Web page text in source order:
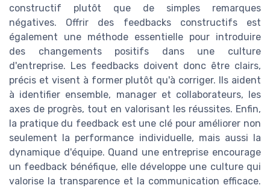
constructif plutôt que de simples remarques
négatives. Offrir des feedbacks constructifs est
également une méthode essentielle pour introduire
des changements positifs dans une culture
d'entreprise. Les feedbacks doivent donc être clairs,
précis et visent à former plutôt qu'à corriger. Ils aident
à identifier ensemble, manager et collaborateurs, les
axes de progrès, tout en valorisant les réussites. Enfin,
la pratique du feedback est une clé pour améliorer non
seulement la performance individuelle, mais aussi la
dynamique d'équipe. Quand une entreprise encourage
un feedback bénéfique, elle développe une culture qui
valorise la transparence et la communication efficace.